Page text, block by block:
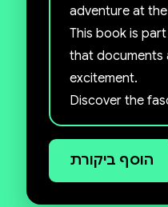
For more info about my
adventure at
This book is
that documents
excitement.
Discover the
animals and
having lots of
Get ready for
הוסף ביקורת